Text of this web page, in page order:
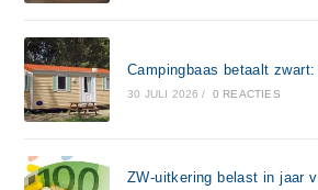
Campingbaas betaalt
30 JULI 2026 / 0 REACTIES
ZW-uitkering belast in jaar